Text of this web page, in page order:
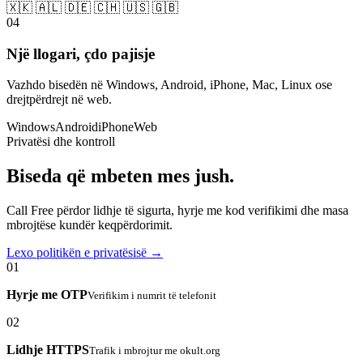
🇽🇰 🇦🇱 🇩🇪 🇨🇭 🇺🇸 🇬🇧
04
Një llogari, çdo pajisje
Vazhdo bisedën në Windows, Android, iPhone, Mac, Linux ose
drejtpërdrejt në web.
WindowsAndroidiPhoneWeb
Privatësi dhe kontroll
Biseda që mbeten mes jush.
Call Free përdor lidhje të sigurta, hyrje me kod verifikimi dhe masa
mbrojtëse kundër keqpërdorimit.
Lexo politikën e privatësisë →
01
Hyrje me OTPVerifikim i numrit të telefonit
02
Lidhje HTTPSTrafik i mbrojtur me okult.org